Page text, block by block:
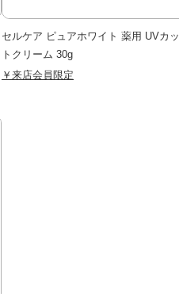
セルケア ピュアホワイト 薬用 UVカッ
トクリーム 30g
￥来店会員限定